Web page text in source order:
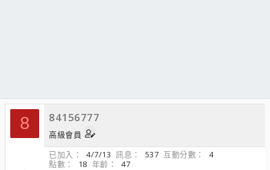
8 84156777
高級會員
已加入
4/7/13 訊息 537 互動分數
4
點數
18 年齡
47